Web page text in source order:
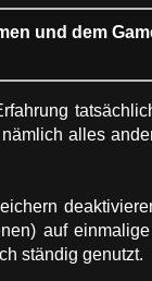
und dem
alles
auf
ständig genutzt.